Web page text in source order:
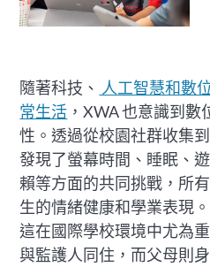
隨著科技、 人工智慧和數
常生活 ，XWA 也意識到
性。透過從校園社群收集
發現了螢幕時間、睡眠、
賴等方面的共同挑戰，所
生的情緒健康和學業表現。
這在國際學校環境中尤為
與監護人同住，而父母則